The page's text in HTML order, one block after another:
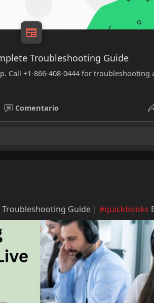
Troubleshooting Guide
Call +1-866-408-0444 for
Comentario
Troubleshooting Guide | #quickbooks